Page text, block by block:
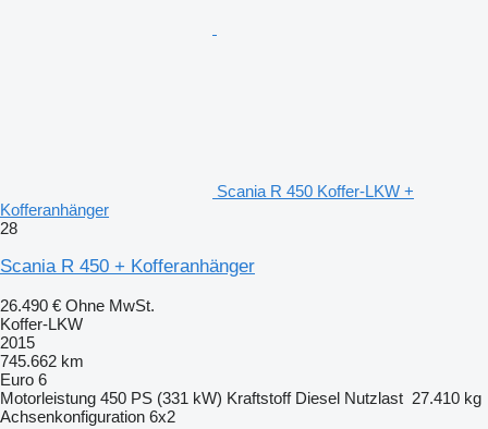
Scania R 450 Koffer-LKW +
Kofferanhänger
28
Scania R 450 + Kofferanhänger
26.490 € Ohne MwSt.
Koffer-LKW
2015
745.662 km
Euro 6
Motorleistung 450 PS (331 kW) Kraftstoff Diesel Nutzlast 27.410 kg
Achsenkonfiguration 6x2